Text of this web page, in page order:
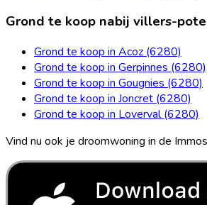
Grond te koop nabij villers-
Grond te koop in Acoz (6280)
Grond te koop in Gerpinnes (6280)
Grond te koop in Gougnies (6280)
Grond te koop in Joncret (6280)
Grond te koop in Loverval (6280)
Vind nu ook je droomwoning in de